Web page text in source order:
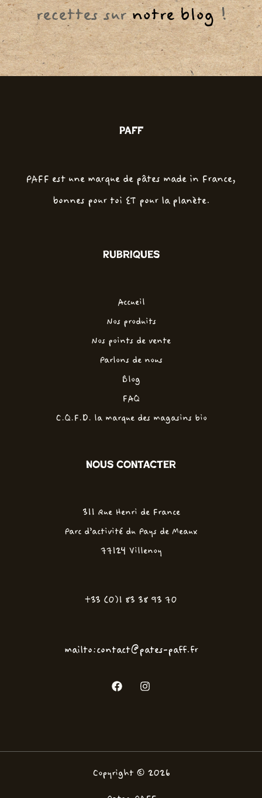
recettes surnotre blog!
PAFF
PAFF est une marque de pâtes made in France,
bonnes pour toi ET pour la planète.
Rubriques
Accueil
Nos produits
Nos points de vente
Parlons de nous
Blog
FAQ
C.Q.F.D. la marque des magasins bio
Nous contacter
311 Rue Henri de France
Parc d'activité du Pays de Meaux
77124 Villenoy
+33 (0)1 83 38 93 70
mailto:contact@pates-paff.fr
Copyright © 2026